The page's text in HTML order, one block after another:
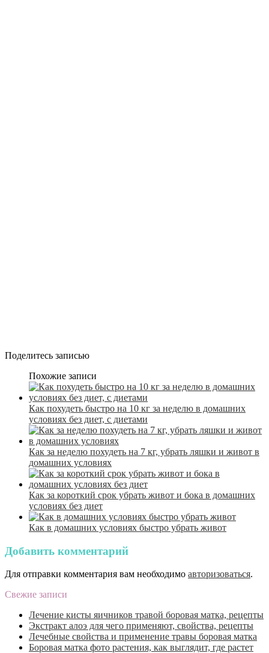
Поделитесь записью
Похожие записи
Как похудеть быстро на 10 кг за неделю в домашних
условиях без диет, с диетами
Как за неделю похудеть на 7 кг, убрать ляшки и живот в
домашних условиях
Как за короткий срок убрать живот и бока в домашних
условиях без диет
Как в домашних условиях быстро убрать живот
Добавить комментарий
Для отправки комментария вам необходимо авторизоваться.
Свежие записи
Лечение кисты яичников травой боровая матка, рецепты
Экстракт алоэ для чего применяют, свойства, рецепты
Лечебные свойства и применение травы боровая матка
Боровая матка фото растения, как выглядит, где растет